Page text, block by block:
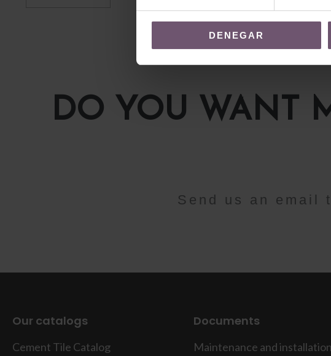
DENEGAR
DO YOU WANT
Send us an email
Our catalogs
Cement Tile Catalog
Documents
Maintenance and installation